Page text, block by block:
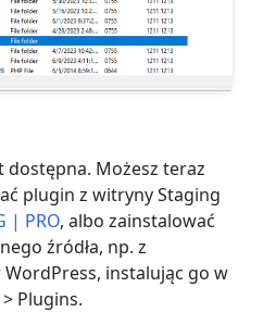
Możesz teraz
plugin z witryny Staging
| PRO, albo zainstalować
źródła, np. z
instalując go w
Plugins.